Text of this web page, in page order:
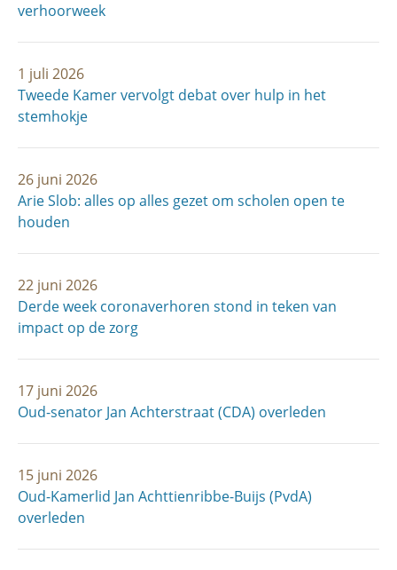
verhoorweek
1 juli 2026
Tweede Kamer vervolgt debat over hulp in het
stemhokje
26 juni 2026
Arie Slob: alles op alles gezet om scholen open te
houden
22 juni 2026
Derde week coronaverhoren stond in teken van
impact op de zorg
17 juni 2026
Oud-senator Jan Achterstraat (CDA) overleden
15 juni 2026
Oud-Kamerlid Jan Achttienribbe-Buijs (PvdA)
overleden